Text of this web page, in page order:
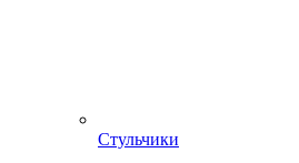
Стульчики